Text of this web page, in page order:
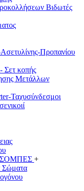
Βιδωτές
Προπανίου
Σετ κοπής
Μετάλλων
Ταχυσύνδεσμοι
+
Σώματα